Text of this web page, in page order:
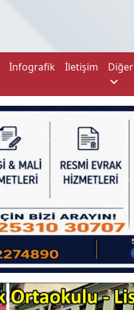
İnfografik İletişim Diğer